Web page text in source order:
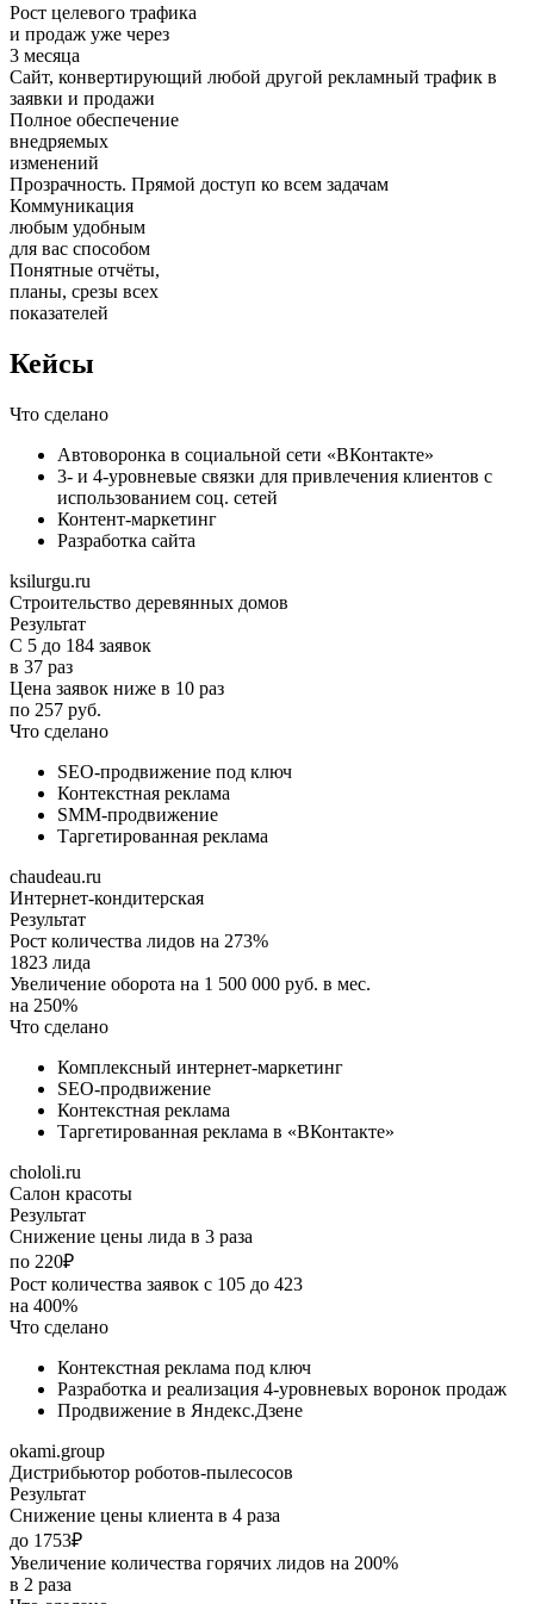
Рост целевого трафика
и продаж уже через
3 месяца
Cайт, конвертирующий любой другой рекламный трафик в
заявки и продажи
Полное обеспечение
внедряемых
изменений
Прозрачность. Прямой доступ ко всем задачам
Коммуникация
любым удобным
для вас способом
Понятные отчёты,
планы, срезы всех
показателей
Кейсы
Что сделано
Автоворонка в социальной сети «ВКонтакте»
3- и 4-уровневые связки для привлечения клиентов с
использованием соц. сетей
Контент-маркетинг
Разработка сайта
ksilurgu.ru
Строительство деревянных домов
Результат
С 5 до 184 заявок
в 37 раз
Цена заявок ниже в 10 раз
по 257 руб.
Что сделано
SEO-продвижение под ключ
Контекстная реклама
SMM-продвижение
Таргетированная реклама
chaudeau.ru
Интернет-кондитерская
Результат
Рост количества лидов на 273%
1823 лида
Увеличение оборота на 1 500 000 руб. в мес.
на 250%
Что сделано
Комплексный интернет-маркетинг
SEO-продвижение
Контекстная реклама
Таргетированная реклама в «ВКонтакте»
chololi.ru
Салон красоты
Результат
Снижение цены лида в 3 раза
по 220₽
Рост количества заявок с 105 до 423
на 400%
Что сделано
Контекстная реклама под ключ
Разработка и реализация 4-уровневых воронок продаж
Продвижение в Яндекс.Дзене
okami.group
Дистрибьютор роботов-пылесосов
Результат
Снижение цены клиента в 4 раза
до 1753₽
Увеличение количества горячих лидов на 200%
в 2 раза